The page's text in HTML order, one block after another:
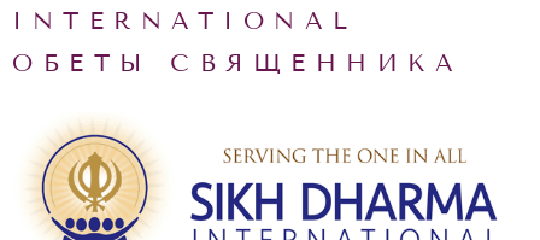
INTERNATIONAL
ОБЕТЫ СВЯЩЕННИКА